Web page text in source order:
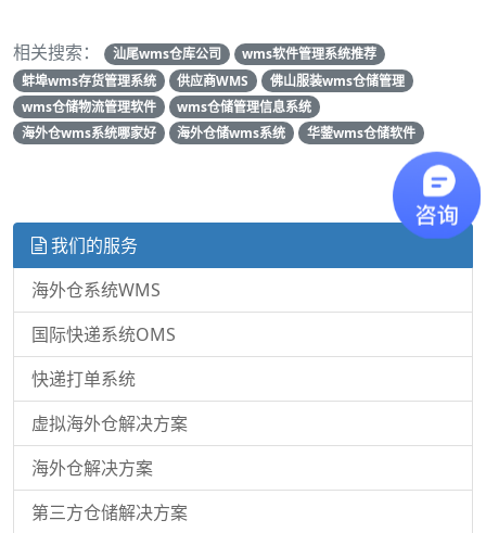
相关搜索： 汕尾wms仓库公司
wms软件管理系统推荐
蚌埠wms存货管理系统
供应商WMS
佛山服装wms仓储管理
wms仓储物流管理软件
wms仓储管理信息系统
海外仓wms系统哪家好
海外仓储wms系统 华蓥wms仓储软件
我们的服务
海外仓系统WMS
国际快递系统OMS
快递打单系统
虚拟海外仓解决方案
海外仓解决方案
第三方仓储解决方案